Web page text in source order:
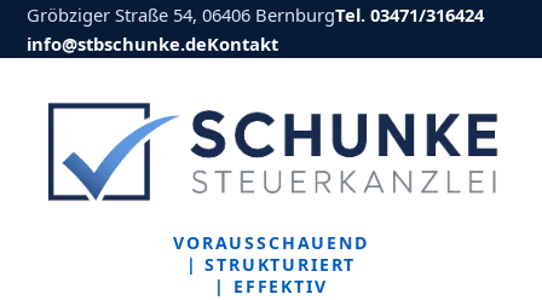
Gröbziger Straße 54, 06406 BernburgTel. 03471/316424
info@stbschunke.deKontakt
VORAUSSCHAUEND
| STRUKTURIERT
| EFFEKTIV